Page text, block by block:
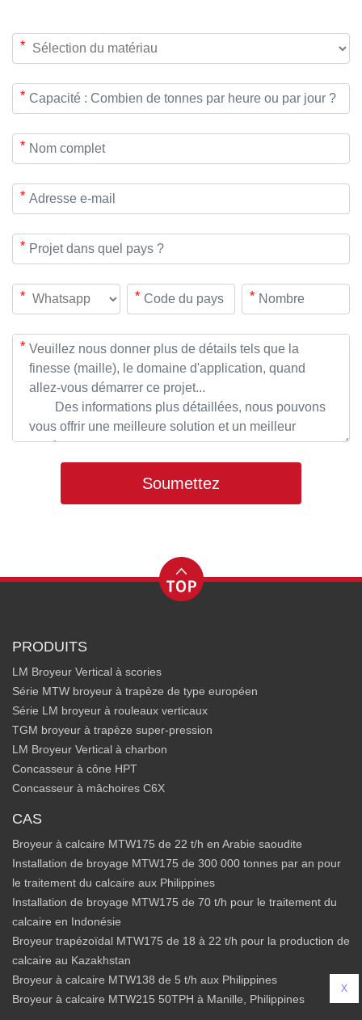
*
*
*
*
*
* * *
*
Soumettez
PRODUITS
LM Broyeur Vertical à scories
Série MTW broyeur à trapèze de type européen
Série LM broyeur à rouleaux verticaux
TGM broyeur à trapèze super-pression
LM Broyeur Vertical à charbon
Concasseur à cône HPT
Concasseur à mâchoires C6X
CAS
Broyeur à calcaire MTW175 de 22 t/h en Arabie saoudite
Installation de broyage MTW175 de 300 000 tonnes par an pour
le traitement du calcaire aux Philippines
Installation de broyage MTW175 de 70 t/h pour le traitement du
calcaire en Indonésie
Broyeur trapézoïdal MTW175 de 18 à 22 t/h pour la production de
calcaire au Kazakhstan
Broyeur à calcaire MTW138 de 5 t/h aux Philippines
Broyeur à calcaire MTW215 50TPH à Manille, Philippines
X